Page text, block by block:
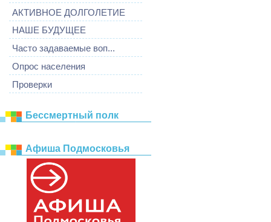
АКТИВНОЕ ДОЛГОЛЕТИЕ
НАШЕ БУДУЩЕЕ
Часто задаваемые воп...
Опрос населения
Проверки
Бессмертный полк
Афиша Подмосковья